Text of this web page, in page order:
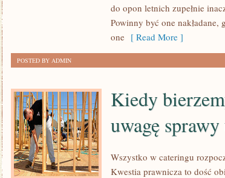
PRZYPUSZCZALNYM,
LUDZIE
POWAŻNIE
DO
ZAKŁADANIA
do opon letnich zupełnie
Powinny być one
one [ Read More ]
POSTED BY ADMIN
Kiedy
uwagę
Wszystko w cateringu
Kwestia prawnicza to dość